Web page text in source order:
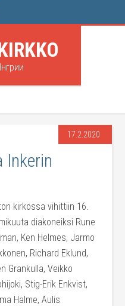
17.2.2020
Inkerin
kirkossa vihittiin 16.
diakoneiksi Rune
Ken Helmes, Jarmo
Richard Eklund,
Grankulla, Veikko
Stig-Erik Enkvist,
Halme, Aulis